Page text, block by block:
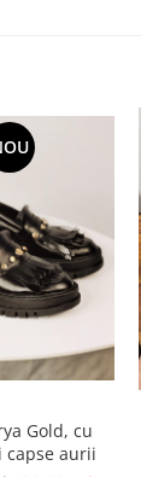
Gold, cu
aurii